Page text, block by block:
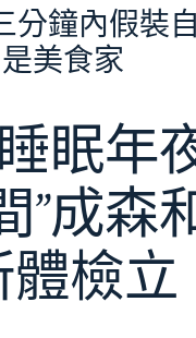
分鐘內假裝
是美食家
眠年
”成森
體檢立